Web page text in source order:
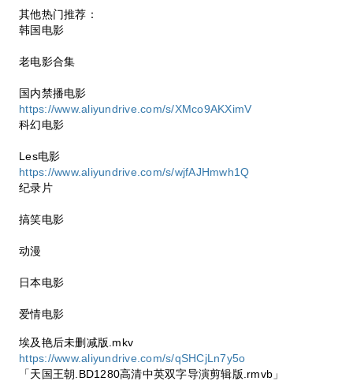
其他热门推荐：
韩国电影
老电影合集
国内禁播电影
https://www.aliyundrive.com/s/XMco9AKXimV
科幻电影
Les电影
https://www.aliyundrive.com/s/wjfAJHmwh1Q
纪录片
搞笑电影
动漫
日本电影
爱情电影
埃及艳后未删减版.mkv
https://www.aliyundrive.com/s/qSHCjLn7y5o
「天国王朝.BD1280高清中英双字导演剪辑版.rmvb」